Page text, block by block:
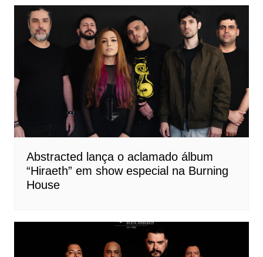
Abstracted lança o aclamado álbum
“Hiraeth” em show especial na Burning
House